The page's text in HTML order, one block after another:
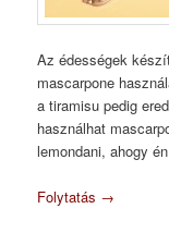
Az édességek
mascarpone
a tiramisu pedig
használhat
lemondani, ahogy
Folytatás →